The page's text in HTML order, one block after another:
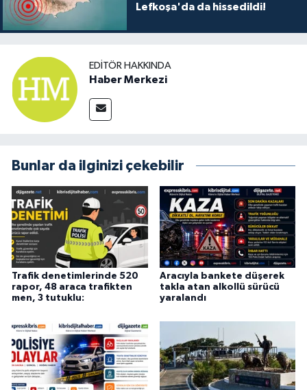
Lefkoşa'da da hissedildi!
EDITÖR HAKKINDA
Haber Merkezi
Bunlar da ilginizi çekebilir
Trafik denetimlerinde 520
rapor, 48 araca trafikten
men, 3 tutuklu:
Aracıyla bankete düşerek
takla atan alkollü sürücü
yaralandı